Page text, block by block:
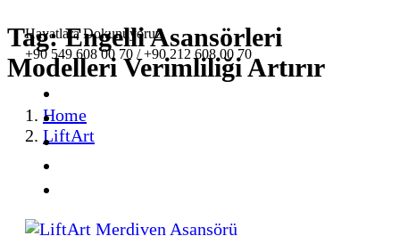
Hayatlara Dokunuyoruz
+90 549 608 00 70 / +90 212 608 00 70
Tag: Engelli Asansörleri
Modelleri Verimliliği Artırır
Home
LiftArt